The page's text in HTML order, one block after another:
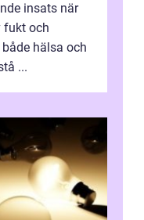
insats när
fukt och
hälsa och
...